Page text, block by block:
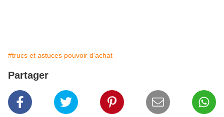
#trucs et astuces pouvoir d'achat
Partager